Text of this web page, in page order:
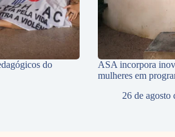
do
ASA incorpora
mulheres em
26 de agosto